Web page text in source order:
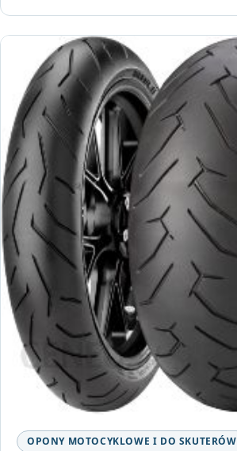
OPONY MOTOCYKLOWE I DO SKUTERÓW